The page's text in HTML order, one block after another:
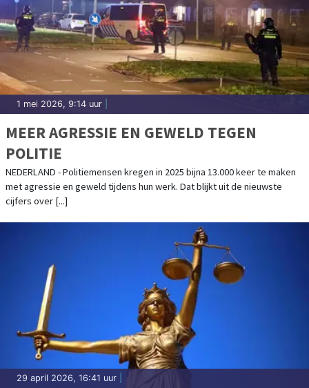
1 mei 2026, 9:14 uur
MEER AGRESSIE EN GEWELD TEGEN
POLITIE
NEDERLAND - Politiemensen kregen in 2025 bijna 13.000 keer te maken
met agressie en geweld tijdens hun werk. Dat blijkt uit de nieuwste
cijfers over [...]
29 april 2026, 16:41 uur